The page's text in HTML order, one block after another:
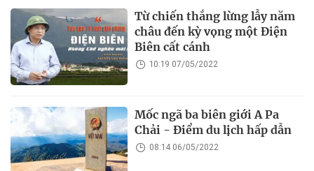
Từ chiến thắng lừng lẫy năm
châu đến kỳ vọng một Điện
Biên cất cánh
10:19 07/05/2022
Mốc ngã ba biên giới A Pa
Chải - Ðiểm du lịch hấp dẫn
08:14 06/05/2022